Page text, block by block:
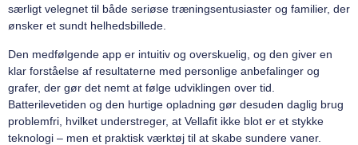
særligt velegnet til både seriøse træningsentusiaster og familier, der
ønsker et sundt helhedsbillede.
Den medfølgende app er intuitiv og overskuelig, og den giver en
klar forståelse af resultaterne med personlige anbefalinger og
grafer, der gør det nemt at følge udviklingen over tid.
Batterilevetiden og den hurtige opladning gør desuden daglig brug
problemfri, hvilket understreger, at Vellafit ikke blot er et stykke
teknologi – men et praktisk værktøj til at skabe sundere vaner.